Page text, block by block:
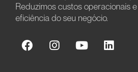
Reduzimos custos operacionais
eficiência do seu negócio.